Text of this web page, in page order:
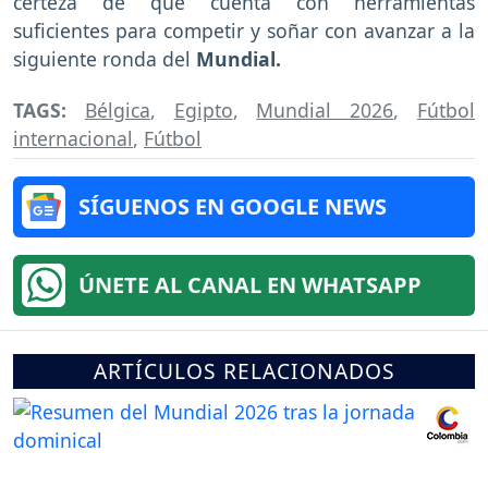
suficientes para competir y soñar con avanzar a la
siguiente ronda del Mundial.
TAGS: Bélgica, Egipto, Mundial 2026, Fútbol
internacional, Fútbol
SÍGUENOS EN GOOGLE NEWS
ÚNETE AL CANAL EN WHATSAPP
ARTÍCULOS RELACIONADOS